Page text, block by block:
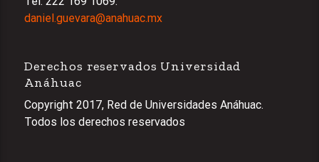
daniel.guevara@anahuac.mx
Derechos reservados Universidad
Anáhuac
Copyright 2017, Red de Universidades Anáhuac.
Todos los derechos reservados